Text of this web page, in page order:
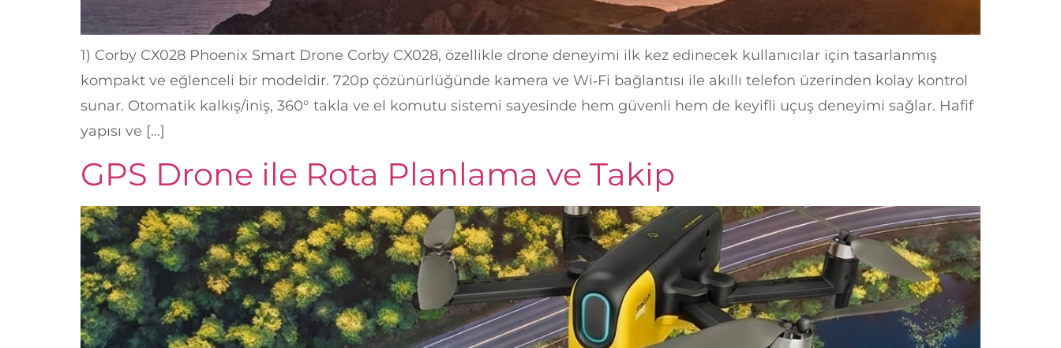
1) Corby CX028 Phoenix Smart Drone Corby CX028, özellikle drone deneyimi ilk kez edinecek kullanıcılar için tasarlanmış
kompakt ve eğlenceli bir modeldir. 720p çözünürlüğünde kamera ve Wi‑Fi bağlantısı ile akıllı telefon üzerinden kolay kontrol
sunar. Otomatik kalkış/iniş, 360° takla ve el komutu sistemi sayesinde hem güvenli hem de keyifli uçuş deneyimi sağlar. Hafif
yapısı ve […]
GPS Drone ile Rota Planlama ve Takip